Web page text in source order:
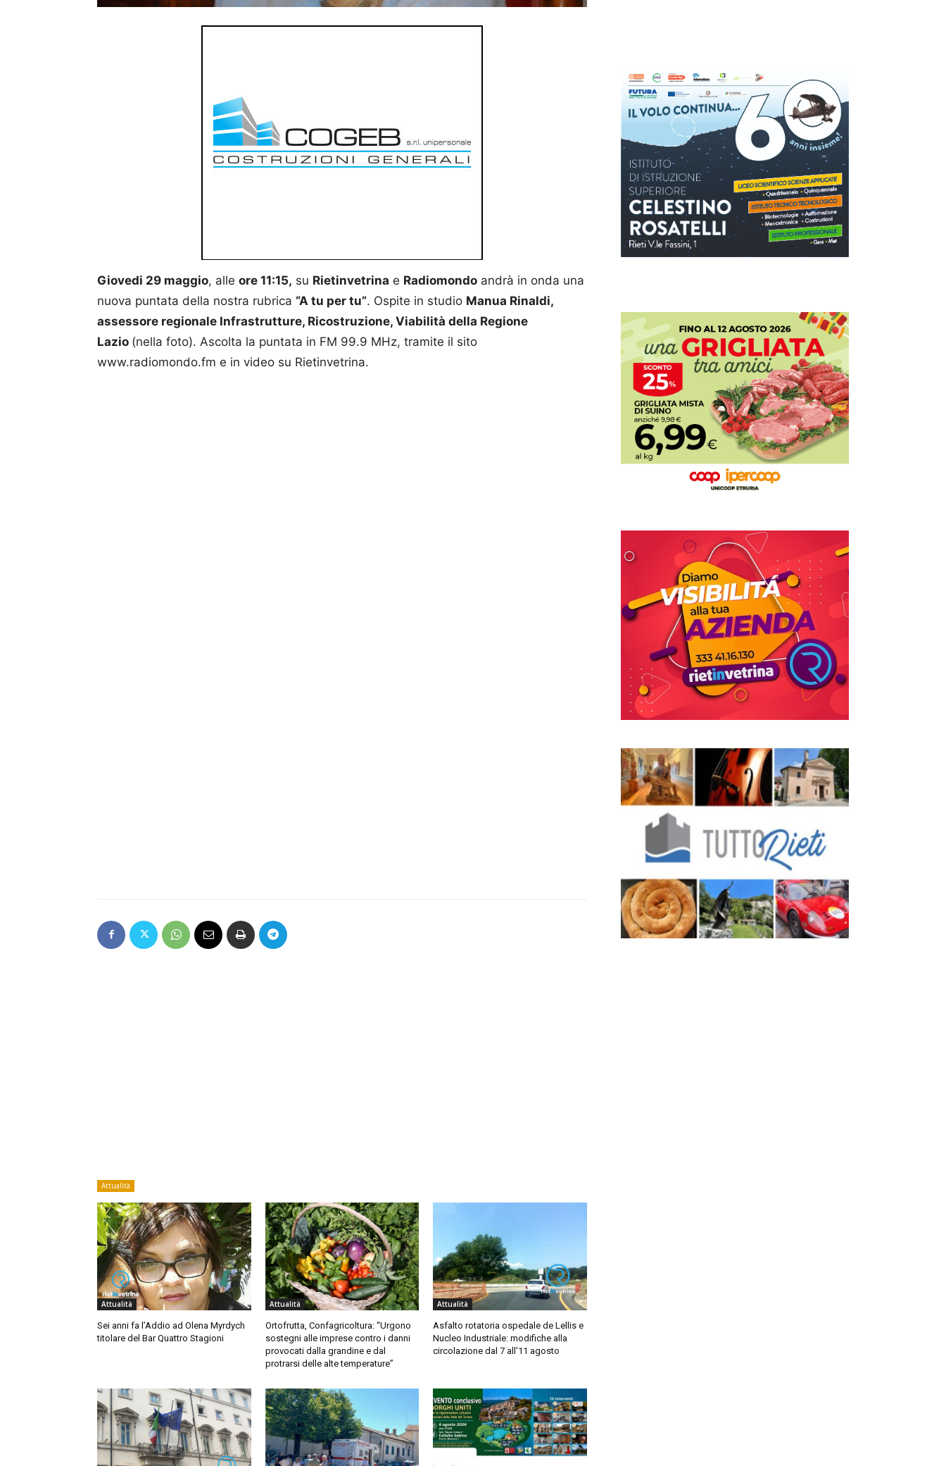
Giovedi 29 maggio, alle ore 11:15, su Rietinvetrina e Radiomondo andrà in onda una
nuova puntata della nostra rubrica “A tu per tu”. Ospite in studio Manua Rinaldi,
assessore regionale Infrastrutture, Ricostruzione, Viabilità della Regione
Lazio (nella foto). Ascolta la puntata in FM 99.9 MHz, tramite il sito
www.radiomondo.fm e in video su Rietinvetrina.
Attualità
Attualità
Sei anni fa l’Addio ad Olena Myrdych
titolare del Bar Quattro Stagioni
Attualità
Ortofrutta, Confagricoltura: “Urgono
sostegni alle imprese contro i danni
provocati dalla grandine e dal
protrarsi delle alte temperature”
Attualità
Asfalto rotatoria ospedale de Lellis e
Nucleo Industriale: modifiche alla
circolazione dal 7 all’11 agosto